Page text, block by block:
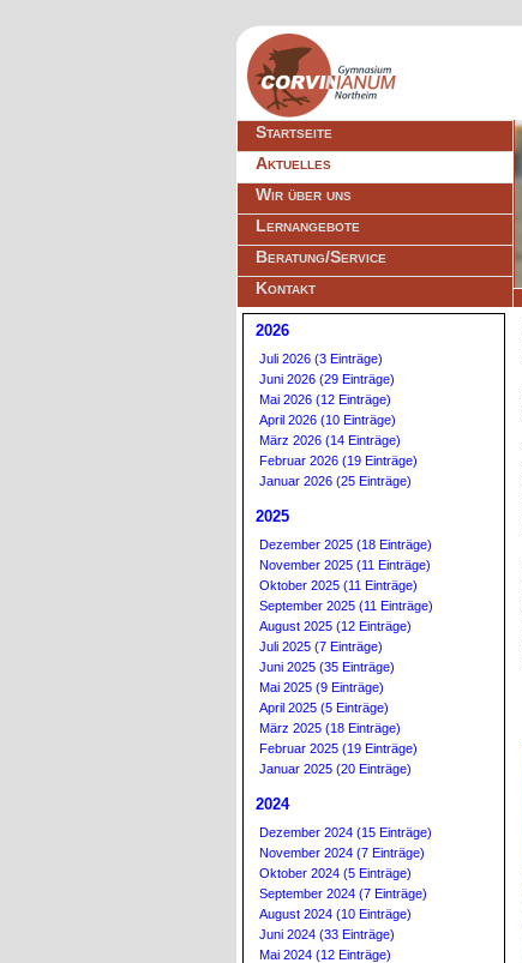
Navigation
überspringen
Startseite
Aktuelles
Wir über uns
Lernangebote
Beratung/Service
Kontakt
2026
Juli 2026 (3 Einträge)
Juni 2026 (29 Einträge)
Mai 2026 (12 Einträge)
April 2026 (10 Einträge)
März 2026 (14 Einträge)
Februar 2026 (19 Einträge)
Januar 2026 (25 Einträge)
2025
Dezember 2025 (18 Einträge)
November 2025 (11 Einträge)
Oktober 2025 (11 Einträge)
September 2025 (11 Einträge)
August 2025 (12 Einträge)
Juli 2025 (7 Einträge)
Juni 2025 (35 Einträge)
Mai 2025 (9 Einträge)
April 2025 (5 Einträge)
März 2025 (18 Einträge)
Februar 2025 (19 Einträge)
Januar 2025 (20 Einträge)
2024
Dezember 2024 (15 Einträge)
November 2024 (7 Einträge)
Oktober 2024 (5 Einträge)
September 2024 (7 Einträge)
August 2024 (10 Einträge)
Juni 2024 (33 Einträge)
Mai 2024 (12 Einträge)